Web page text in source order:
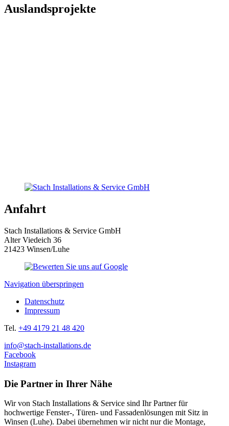
Auslandsprojekte
Anfahrt
Stach Installations & Service GmbH
Alter Viedeich 36
21423 Winsen/Luhe
Navigation überspringen
Datenschutz
Impressum
Tel. +49 4179 21 48 420
info@stach-installations.de
Facebook
Instagram
Die Partner in Ihrer Nähe
Wir von Stach Installations & Service sind Ihr Partner für
hochwertige Fenster-, Türen- und Fassadenlösungen mit Sitz in
Winsen (Luhe). Dabei übernehmen wir nicht nur die Montage,